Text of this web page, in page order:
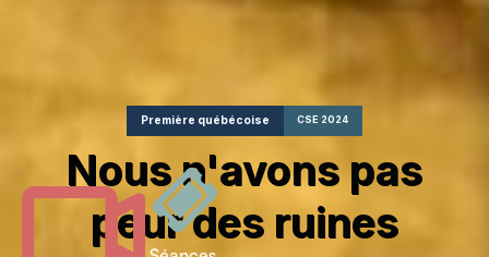
Première québécoise CSE 2024
Nous n'avons pas
peur des ruines